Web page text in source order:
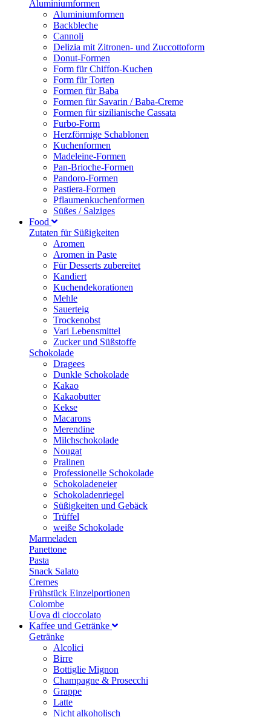
Aluminiumformen
Aluminiumformen
Backbleche
Cannoli
Delizia mit Zitronen- und Zuccottoform
Donut-Formen
Form für Chiffon-Kuchen
Form für Torten
Formen für Baba
Formen für Savarin / Baba-Creme
Formen für sizilianische Cassata
Furbo-Form
Herzförmige Schablonen
Kuchenformen
Madeleine-Formen
Pan-Brioche-Formen
Pandoro-Formen
Pastiera-Formen
Pflaumenkuchenformen
Süßes / Salziges
Food
Zutaten für Süßigkeiten
Aromen
Aromen in Paste
Für Desserts zubereitet
Kandiert
Kuchendekorationen
Mehle
Sauerteig
Trockenobst
Vari Lebensmittel
Zucker und Süßstoffe
Schokolade
Dragees
Dunkle Schokolade
Kakao
Kakaobutter
Kekse
Macarons
Merendine
Milchschokolade
Nougat
Pralinen
Professionelle Schokolade
Schokoladeneier
Schokoladenriegel
Süßigkeiten und Gebäck
Trüffel
weiße Schokolade
Marmeladen
Panettone
Pasta
Snack Salato
Cremes
Frühstück Einzelportionen
Colombe
Uova di cioccolato
Kaffee und Getränke
Getränke
Alcolici
Birre
Bottiglie Mignon
Champagne & Prosecchi
Grappe
Latte
Nicht alkoholisch